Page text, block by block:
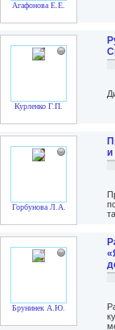
Агафонова Е.Е.
Курленко Г.П.
Горбунова Л.А.
и
Брунинек А.Ю.